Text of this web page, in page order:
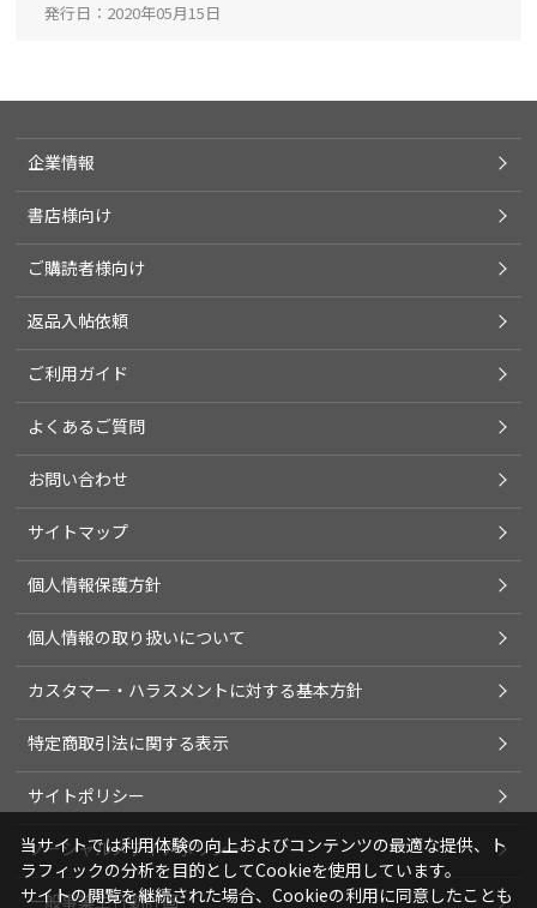
発行日
2020年05月15日
企業情報
書店様向け
ご購読者様向け
返品入帖依頼
ご利用ガイド
よくあるご質問
お問い合わせ
サイトマップ
個人情報保護方針
個人情報の取り扱いについて
カスタマー・ハラスメントに対する基本方針
特定商取引法に関する表示
サイトポリシー
ソーシャルメディアポリシー
一般事業主行動計画
当サイトでは利用体験の向上およびコンテンツの最適な提供、ト
ラフィックの分析を目的としてCookieを使用しています。
サイトの閲覧を継続された場合、Cookieの利用に同意したことも